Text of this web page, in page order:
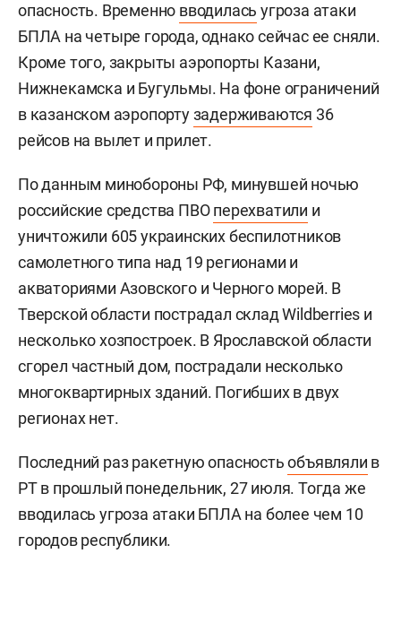
опасность. Временно вводилась угроза атаки
БПЛА на четыре города, однако сейчас ее сняли.
Кроме того, закрыты аэропорты Казани,
Нижнекамска и Бугульмы. На фоне ограничений
в казанском аэропортузадерживаются 36
рейсов на вылет и прилет.
По данным минобороны РФ, минувшей ночью
российские средства ПВОперехватили и
уничтожили 605 украинских беспилотников
самолетного типа над 19 регионами и
акваториями Азовского и Черного морей. В
Тверской области пострадал склад Wildberries и
несколько хозпостроек. В Ярославской области
сгорел частный дом, пострадали несколько
многоквартирных зданий. Погибших в двух
регионах нет.
Последний раз ракетную опасностьобъявляли в
РТ в прошлый понедельник, 27 июля. Тогда же
вводилась угроза атаки БПЛА на более чем 10
городов республики.